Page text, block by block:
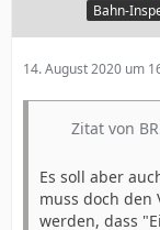
Bahn-
14. August 2020 um
Zitat von
Es soll aber
muss doch
werden, dass